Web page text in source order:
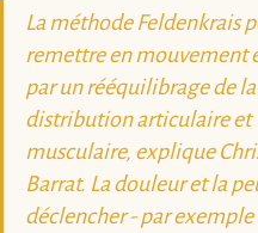
La méthode Feldenkrais
remettre en mouvement
par un rééquilibrage de la
distribution articulaire et
musculaire, explique
Barrat. La douleur et la
déclencher - par exemple